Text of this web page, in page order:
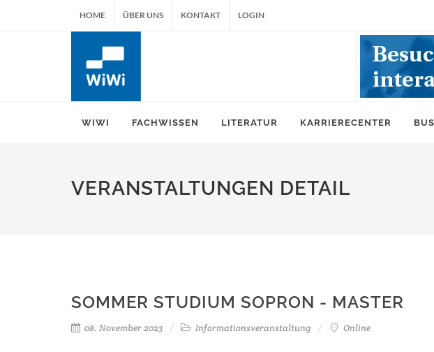
HOME ÜBER UNS KONTAKT LOGIN
WIWI FACHWISSEN LITERATUR KARRIERECENTER
VERANSTALTUNGEN DETAIL
SOMMER STUDIUM SOPRON - MASTER
08. November 2023 Informationsveranstaltung Online